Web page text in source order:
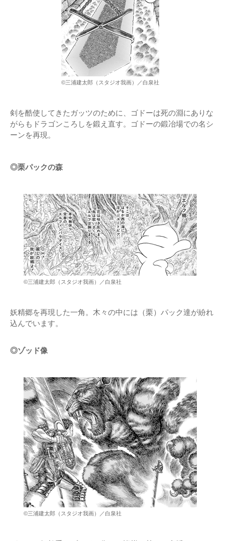
©三浦建太郎（スタジオ我画）／白泉社
剣を酷使してきたガッツのために、ゴドーは死の淵にありな
がらもドラゴンころしを鍛え直す。ゴドーの鍛冶場での名シ
ーンを再現。
◎栗パックの森
©三浦建太郎（スタジオ我画）／白泉社
妖精郷を再現した一角。木々の中には（栗）パック達が紛れ
込んでいます。
◎ゾッド像
©三浦建太郎（スタジオ我画）／白泉社